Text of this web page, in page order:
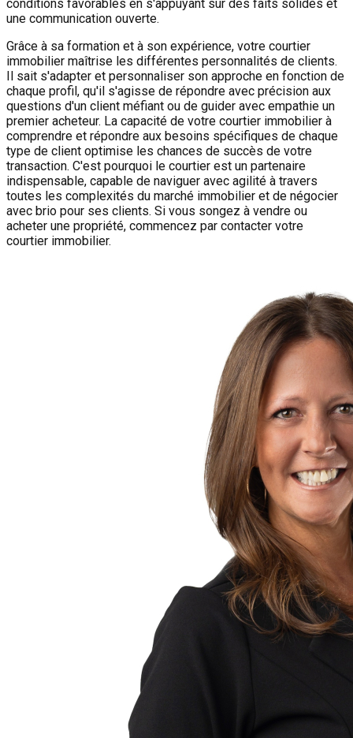
conditions favorables en s'appuyant sur des faits solides et
une communication ouverte.
Grâce à sa formation et à son expérience, votre courtier
immobilier maîtrise les différentes personnalités de clients.
Il sait s'adapter et personnaliser son approche en fonction de
chaque profil, qu'il s'agisse de répondre avec précision aux
questions d'un client méfiant ou de guider avec empathie un
premier acheteur. La capacité de votre courtier immobilier à
comprendre et répondre aux besoins spécifiques de chaque
type de client optimise les chances de succès de votre
transaction. C'est pourquoi le courtier est un partenaire
indispensable, capable de naviguer avec agilité à travers
toutes les complexités du marché immobilier et de négocier
avec brio pour ses clients. Si vous songez à vendre ou
acheter une propriété, commencez par contacter votre
courtier immobilier.